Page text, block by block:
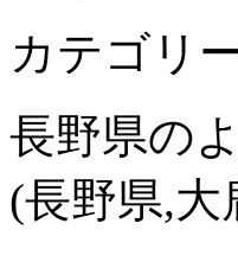
カテゴリ
長野県の
(長野県,大